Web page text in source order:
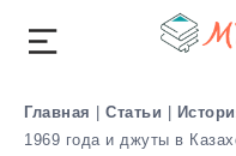
Главная | Статьи |
1969 года и джуты в